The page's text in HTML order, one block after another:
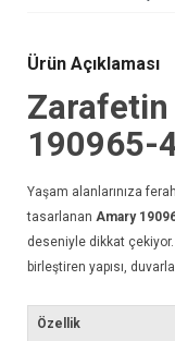
Ürün Açıklaması
190965-
Yaşam alanlarınıza
tasarlanan Amary
deseniyle dikkat çekiyor.
birleştiren yapısı,
Özellik